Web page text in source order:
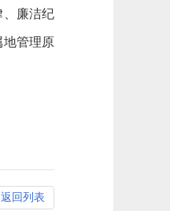
、廉洁纪
地管理原
返回列表